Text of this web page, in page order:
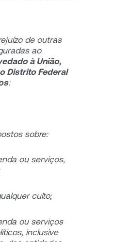
de outras
ao
à União,
Distrito Federal
:
sobre:
ou serviços,
culto;
ou serviços
inclusive